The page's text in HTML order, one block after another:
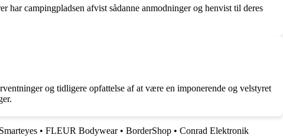
har campingpladsen afvist sådanne anmodninger og henvist til deres
og tidligere opfattelse af at være en imponerende og velstyret
Smarteyes • FLEUR Bodywear• BorderShop • Conrad Elektronik